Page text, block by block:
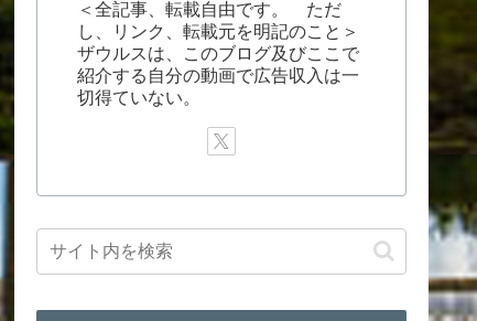
＜全記事、転載自由です。 ただ
し、リンク、転載元を明記のこと＞
ザウルスは、このブログ及びここで
紹介する自分の動画で広告収入は一
切得ていない。